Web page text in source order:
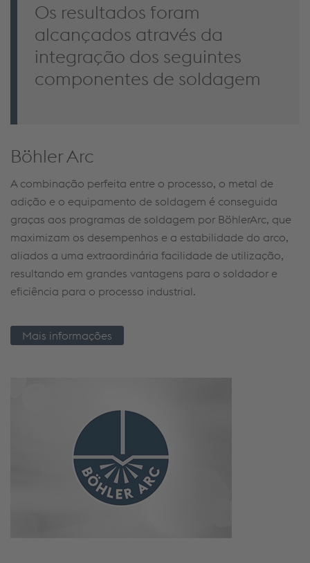
Os resultados foram
alcançados através da
integração dos seguintes
componentes de soldagem
Böhler Arc
A combinação perfeita entre o processo, o metal de
adição e o equipamento de soldagem é conseguida
graças aos programas de soldagem por BöhlerArc, que
maximizam os desempenhos e a estabilidade do arco,
aliados a uma extraordinária facilidade de utilização,
resultando em grandes vantagens para o soldador e
eficiência para o processo industrial.
Mais informações